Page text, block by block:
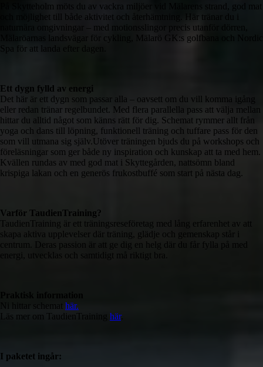
På Skytteholm möts du av vackra miljöer vid Mälarens strand, god mat
och möjlighet till både aktivitet och återhämtning. Här tränar du i
naturnära omgivningar – med motionsslingor precis utanför dörren,
Mälaröarnas landsvägar för cykling, Mälarö GK:s golfbana och Nordic
Spa för att landa efter dagen.
Ett dygn fylld av energi
Det här är ett dygn som passar alla – oavsett om du vill komma igång
eller redan tränar regelbundet. Med flera parallella pass att välja mellan
hittar du alltid något som känns rätt för dig. Schemat rymmer allt från
yoga och dans till löpning, funktionell träning och tuffare pass för den
som vill utmana sig själv.Utöver träningen bjuds du på workshops och
föreläsningar som ger både ny inspiration och kunskap att ta med hem.
Kvällen rundas av med god mat i Skyttegården, nattsömn bland
krispiga lakan och en generös frukostbuffé som start på nästa dag.
Varför TaudienTraining?
TaudienTraining är ett träningsreseföretag med lång erfarenhet av att
skapa aktiva upplevelser där träning, glädje och gemenskap står i
centrum. Deras passion är att ge dig en helg där du får fylla på med
energi, utvecklas och samtidigt må riktigt bra.
här.
Läs mer om TaudienTraining här.
I paketet ingår: